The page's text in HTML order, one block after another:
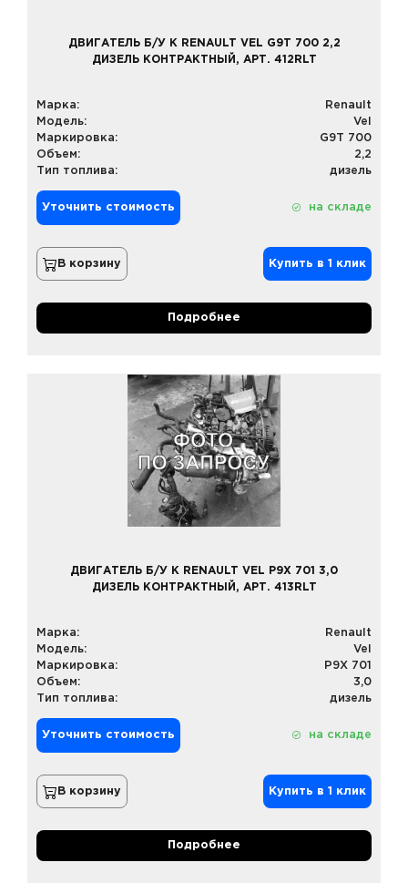
ДВИГАТЕЛЬ Б/У К RENAULT VEL G9T 700 2,2
ДИЗЕЛЬ КОНТРАКТНЫЙ, АРТ. 412RLT
Марка:
Renault
Модель:
Vel
Маркировка:
G9T 700
Объем:
2,2
Тип топлива:
дизель
Уточнить стоимость на складе
В корзину Купить в 1 клик
Подробнее
ДВИГАТЕЛЬ Б/У К RENAULT VEL P9X 701 3,0
ДИЗЕЛЬ КОНТРАКТНЫЙ, АРТ. 413RLT
Марка:
Renault
Модель:
Vel
Маркировка:
P9X 701
Объем:
3,0
Тип топлива:
дизель
Уточнить стоимость на складе
В корзину Купить в 1 клик
Подробнее